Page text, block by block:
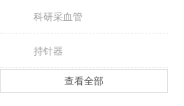
科研采血管
持针器
查看全部